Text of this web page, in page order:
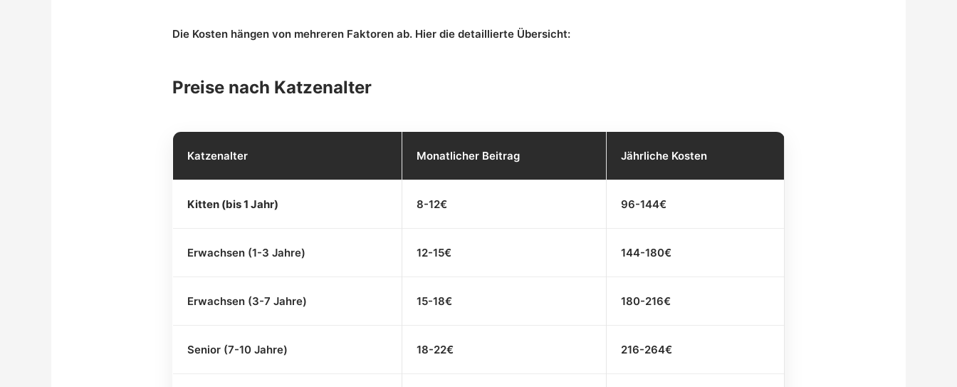
Die Kosten hängen von mehreren Faktoren ab. Hier die detaillierte Übersicht:
Preise nach Katzenalter
Katzenalter Monatlicher Beitrag Jährliche Kosten
Kitten (bis 1 Jahr) 8-12€ 96-144€
Erwachsen (1-3 Jahre) 12-15€ 144-180€
Erwachsen (3-7 Jahre) 15-18€ 180-216€
Senior (7-10 Jahre) 18-22€ 216-264€